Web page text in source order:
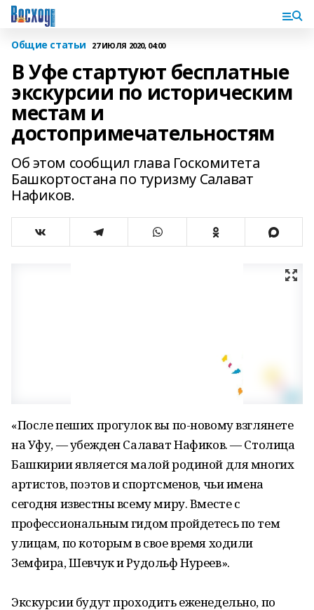
Общие статьи 27 ИЮЛЯ 2020, 04:00
В Уфе стартуют бесплатные
экскурсии по историческим
местам и
достопримечательностям
Об этом сообщил глава Госкомитета
Башкортостана по туризму Салават
Нафиков.
«После пеших прогулок вы по-новому взглянете
на Уфу, — убежден Салават Нафиков. — Столица
Башкирии является малой родиной для многих
артистов, поэтов и спортсменов, чьи имена
сегодня известны всему миру. Вместе с
профессиональным гидом пройдетесь по тем
улицам, по которым в свое время ходили
Земфира, Шевчук и Рудольф Нуреев».
Экскурсии будут проходить еженедельно, по